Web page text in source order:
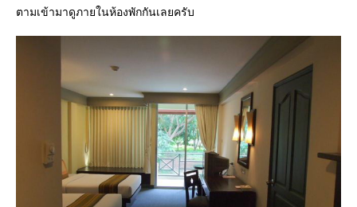
ตามเข้ามาดูภายในห้องพักกันเลยครับ